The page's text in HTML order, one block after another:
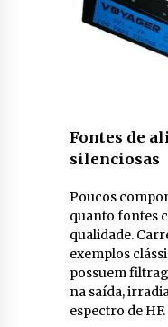
Fontes de
silenciosas
Poucos
quanto fontes
qualidade.
exemplos
possuem
na saída,
espectro de HF.